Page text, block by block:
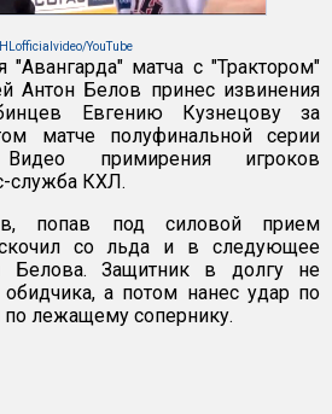
YouTube
"Авангарда" матча с "Трактором"
Антон Белов принес извинения
Евгению Кузнецову за
матче полуфинальной серии
примирения игроков
служба КХЛ.
попав под силовой прием
со льда и в следующее
Белова. Защитник в долгу не
обидчика, а потом нанес удар по
по лежащему сопернику.